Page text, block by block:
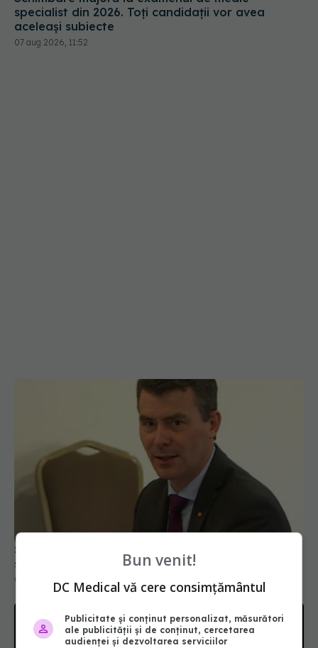
specialist din 2026. Toți candidații vor avea
aceleași subiecte
07 aug 2026, 11:52
Șeful CNAS, mesaj după revolta radiologilor: În
sănătate, timpul se măsoară în șanse la viață
04 aug 2026, 10:10
Bun venit!
DC Medical vă cere consimțământul
Publicitate și conținut personalizat, măsurători
ale publicității și de conținut, cercetarea
audienței și dezvoltarea serviciilor